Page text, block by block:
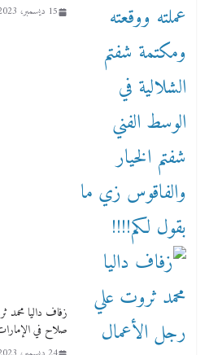
15 ديسمبر، 2023
زفاف داليا
صلاح في